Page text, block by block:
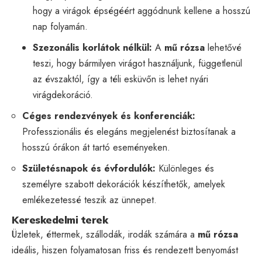
hogy a virágok épségéért aggódnunk kellene a hosszú
nap folyamán.
Szezonális korlátok nélkül: A mű rózsa lehetővé
teszi, hogy bármilyen virágot használjunk, függetlenül
az évszaktól, így a téli esküvőn is lehet nyári
virágdekoráció.
Céges rendezvények és konferenciák:
Professzionális és elegáns megjelenést biztosítanak a
hosszú órákon át tartó eseményeken.
Születésnapok és évfordulók: Különleges és
személyre szabott dekorációk készíthetők, amelyek
emlékezetessé teszik az ünnepet.
Kereskedelmi terek
Üzletek, éttermek, szállodák, irodák számára a mű rózsa
ideális, hiszen folyamatosan friss és rendezett benyomást